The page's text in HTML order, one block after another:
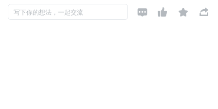
一个默默无闻的码农大叔。。。。
写下你的想法，一起交流    